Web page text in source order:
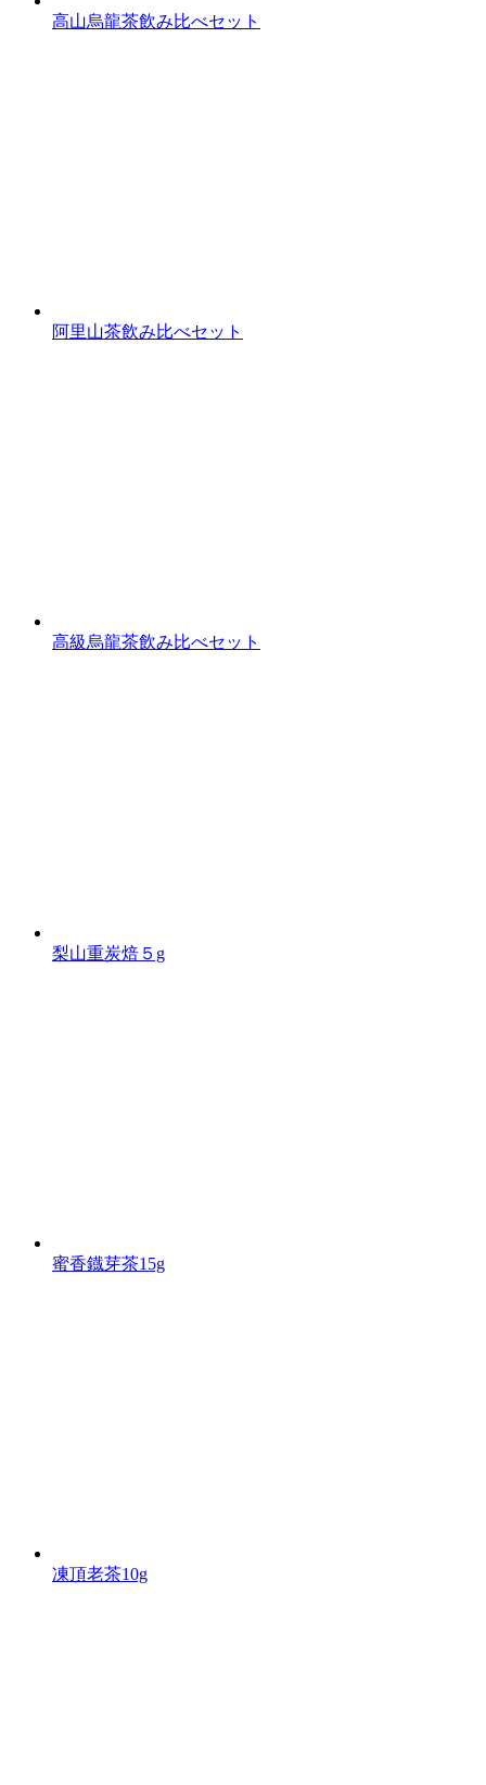
高山烏龍茶飲み比べセット
阿里山茶飲み比べセット
高級烏龍茶飲み比べセット
梨山重炭焙５g
蜜香鐡芽茶15g
凍頂老茶10g